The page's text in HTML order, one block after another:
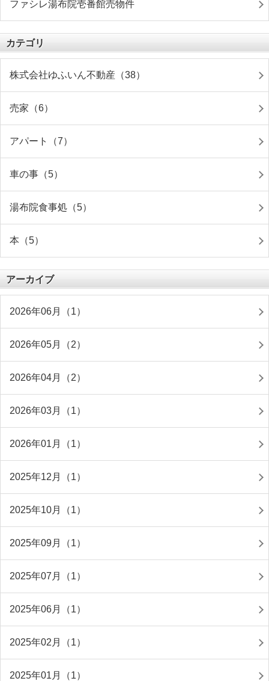
ファシレ湯布院壱番館売物件
カテゴリ
株式会社ゆふいん不動産（38）
売家（6）
アパート（7）
車の事（5）
湯布院食事処（5）
本（5）
アーカイブ
2026年06月（1）
2026年05月（2）
2026年04月（2）
2026年03月（1）
2026年01月（1）
2025年12月（1）
2025年10月（1）
2025年09月（1）
2025年07月（1）
2025年06月（1）
2025年02月（1）
2025年01月（1）